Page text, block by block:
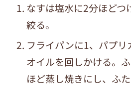
なすは塩水に2分ほどつ
絞る。
フライパンに1、パプリ
オイルを回しかける。
ほど蒸し焼きにし、ふ